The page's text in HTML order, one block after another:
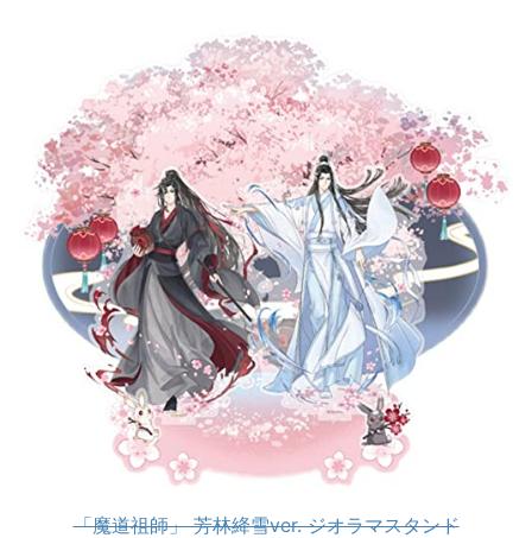
「魔道祖師」 芳林絳雪ver. ジオラマスタンド